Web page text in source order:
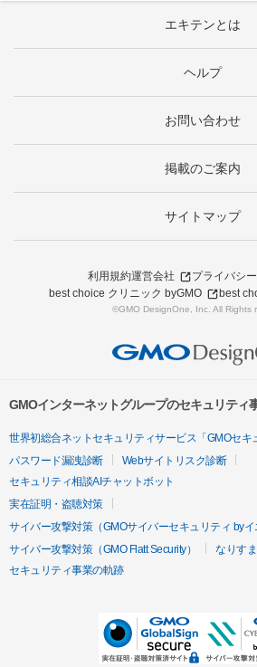
エキテンとは
ヘルプ
お問い合わせ
掲載のご案内
サイトマップ
利用規約運営会社
プライバシ
best choice クリニック byGMO
best
©GMO DesignOne, Inc. All Rights
GMOインターネットグループのセキュリティ
世界初総合ネットセキュリティサービス「GMOセキ
パスワード漏洩診断
Webサイトリスク診断
セキュリティ相談AIチャットボット
実在証明・盗聴対策
サイバー攻撃対策（GMOサイバーセキュリティ byイ
サイバー攻撃対策（GMO Flatt Security）
なりす
セキュリティ事業の軌跡